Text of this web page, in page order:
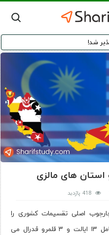
استان های مالزی
418 بازدید
چارچوب اصلی تقسیمات کشوری را
تشکیل می‌دهند. این تقسیمات شامل ۱۳ ایالت و ۳ قلمرو فدرال می